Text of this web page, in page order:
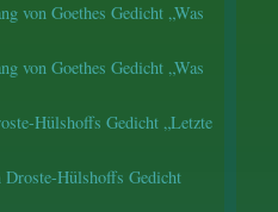
von Goethes Gedicht „Was
von Goethes Gedicht „Was
Hülshoffs Gedicht „Letzte
Droste-Hülshoffs Gedicht